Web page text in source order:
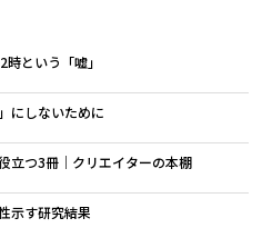
という「嘘」
にしないために
立つ3冊｜クリエイターの本棚
示す研究結果